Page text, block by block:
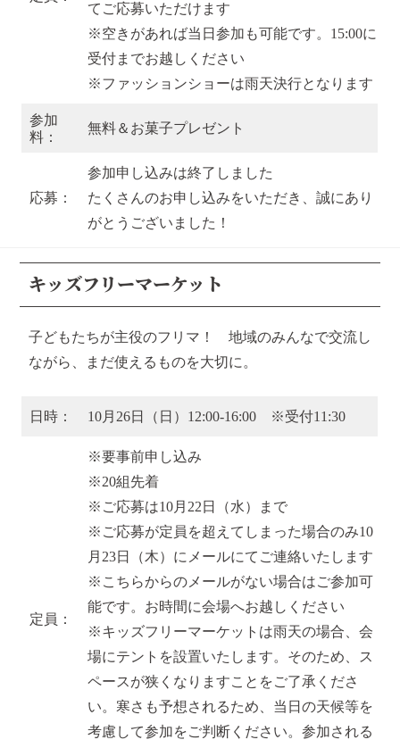
てご応募いただけます
※空きがあれば当日参加も可能です。15:00に
受付までお越しください
※ファッションショーは雨天決行となります
参加
料：
無料＆お菓子プレゼント
応募：
参加申し込みは終了しました
たくさんのお申し込みをいただき、誠にあり
がとうございました！
キッズフリーマーケット
子どもたちが主役のフリマ！ 地域のみんなで交流し
ながら、まだ使えるものを大切に。
日時： 10月26日（日）12:00-16:00 ※受付11:30
定員：
※要事前申し込み
※20組先着
※ご応募は10月22日（水）まで
※ご応募が定員を超えてしまった場合のみ10
月23日（木）にメールにてご連絡いたします
※こちらからのメールがない場合はご参加可
能です。お時間に会場へお越しください
※キッズフリーマーケットは雨天の場合、会
場にテントを設置いたします。そのため、ス
ペースが狭くなりますことをご了承くださ
い。寒さも予想されるため、当日の天候等を
考慮して参加をご判断ください。参加される